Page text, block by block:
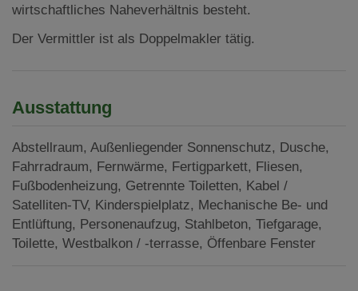
wirtschaftliches Naheverhältnis besteht.
Der Vermittler ist als Doppelmakler tätig.
Ausstattung
Abstellraum Außenliegender Sonnenschutz
Dusche
Fahrradraum
Fernwärme Fertigparkett Fliesen
Fußbodenheizung Getrennte Toiletten Kabel /
Satelliten-TV Kinderspielplatz
Mechanische Be- und
Entlüftung Personenaufzug Stahlbeton Tiefgarage
Toilette Westbalkon / -terrasse Öffenbare Fenster